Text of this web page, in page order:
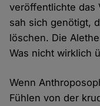
veröffentlichte das
sah sich genötigt,
löschen. Die
Was nicht wirklich
Wenn
Fühlen von der